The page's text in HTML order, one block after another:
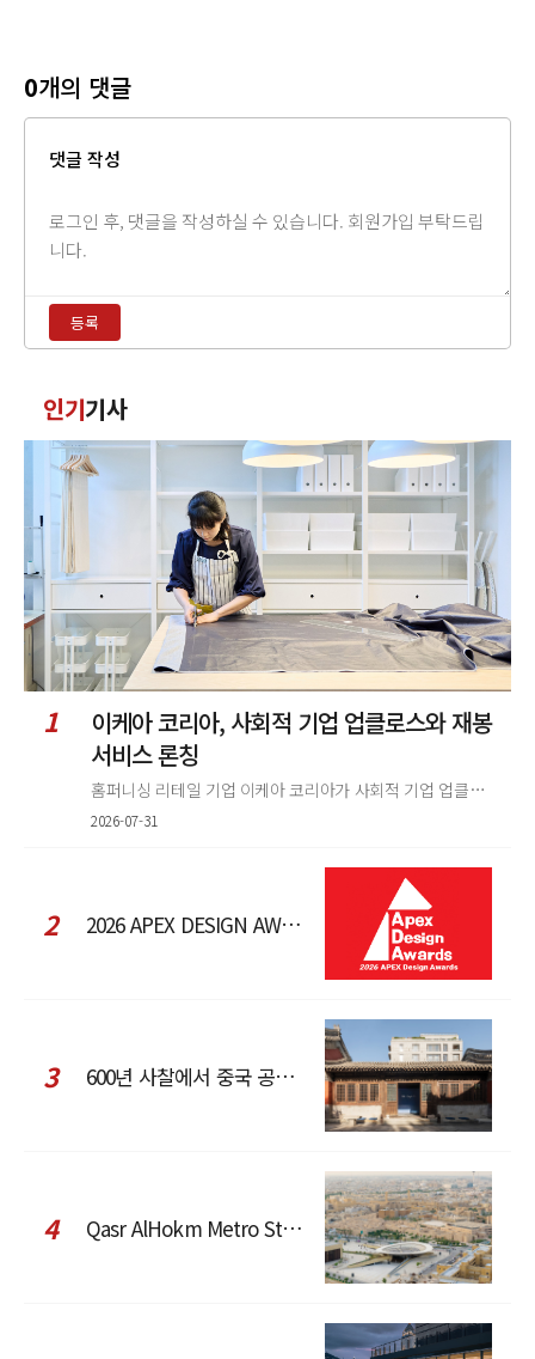
0개의 댓글
댓글 작성
력
등록
글
인기기사
1
이케아 코리아, 사회적 기업 업클로스와 재봉
서비스 론칭
홈퍼니싱 리테일 기업 이케아 코리아가 사회적 기업 업클로스(Upcloth)와 협력해 재봉 서비스를 선보인다. 이번 협업은 이케
2026-07-31
2 2026 APEX DESIGN AWARDS
3 600년 사찰에서 중국 공예와 현대 패션을 직조한 ZARA x Fanglu Lin Pop-Up
4 Qasr AlHokm Metro Station, 구도심과 현대 공공 인프라의 접점을 제안하다